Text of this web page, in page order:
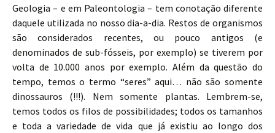
Geologia – e em Paleontologia – tem conotação diferente
daquele utilizada no nosso dia-a-dia. Restos de organismos
são considerados recentes, ou pouco antigos (e
denominados de sub-fósseis, por exemplo) se tiverem por
volta de 10.000 anos por exemplo. Além da questão do
tempo, temos o termo “seres” aqui… não são somente
dinossauros (!!!). Nem somente plantas. Lembrem-se,
temos todos os filos de possibilidades; todos os tamanhos
e toda a variedade de vida que já existiu ao longo dos